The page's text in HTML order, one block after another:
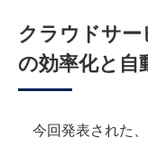
クラウドサ
の効率化と自
今回発表された